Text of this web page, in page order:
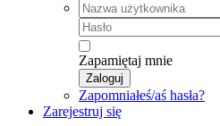
Zapamiętaj mnie
Zaloguj
Zapomniałeś/aś hasła?
Zarejestruj się